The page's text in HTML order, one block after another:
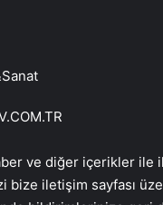
ve diğer içerikler ile
bize iletişim sayfası